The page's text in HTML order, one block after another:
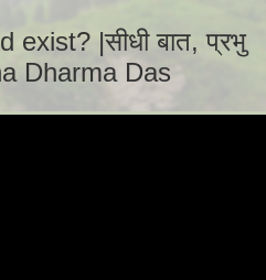
exist? |सीधी बात, प्रभु
Dharma Das